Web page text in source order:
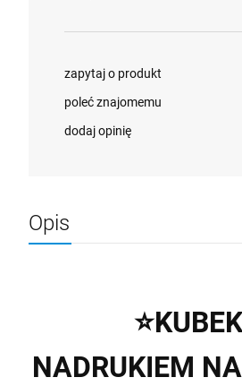
zapytaj o produkt
poleć znajomemu
dodaj opinię
Opis
⭐
NADRUKIEM